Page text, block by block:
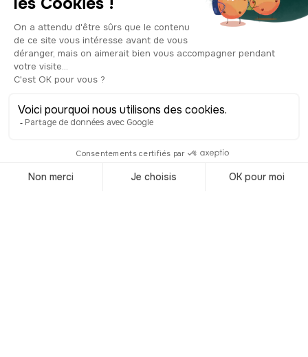
témoignent les vestiges de sa
bibliothèque qui, on le voit bien ici,
était immense. Construite en 132, elle
était autrefois composée de 100
colonnes, réparties sur 122 mètres de
hauteur, je vous le rappelle, de plus de
8 mètres… Hadrien souhaitait, grâce à
de bénéficier d’un véritable centre
culturel au cœur de la ville romaine : il